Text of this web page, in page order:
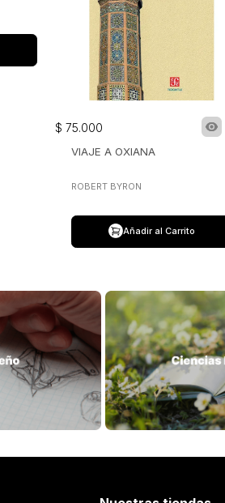
$ 75.000
VIAJE A OXIANA
ROBERT BYRON
Añadir al Carrito